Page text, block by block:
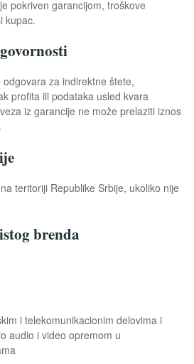
pokriven garancijom, troškove
kupac.
za indirektne štete,
profita ili podataka usled kvara
iz garancije ne može prelaziti iznos
teritoriji Republike Srbije, ukoliko nije
brenda
i telekomunikacionim delovima i
audio i video opremom u